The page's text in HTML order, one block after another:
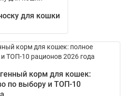
для кошки
корм для кошек:
по выбору и ТОП-10